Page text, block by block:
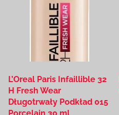
L’Oreal Paris Infaillible 32
H Fresh Wear
Długotrwały Podkład 015
Porcelain 30 ml